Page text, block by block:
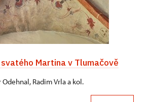
Martina v Tlumačově
Odehnal, Radim Vrla a kol.